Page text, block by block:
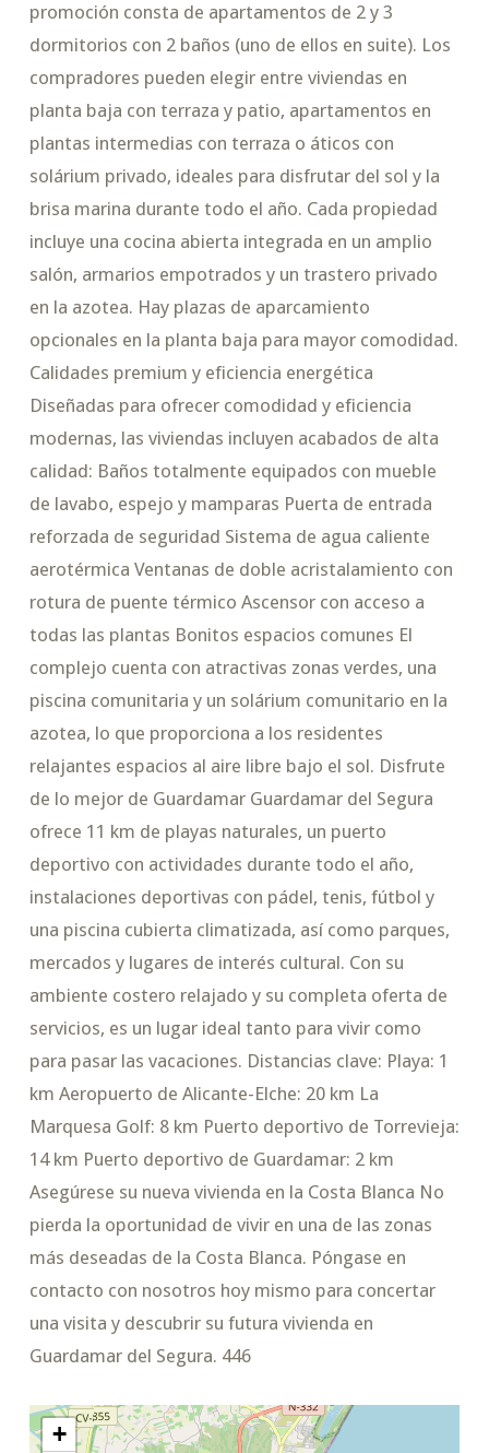
promoción consta de apartamentos de 2 y 3
dormitorios con 2 baños (uno de ellos en suite). Los
compradores pueden elegir entre viviendas en
planta baja con terraza y patio, apartamentos en
plantas intermedias con terraza o áticos con
solárium privado, ideales para disfrutar del sol y la
brisa marina durante todo el año. Cada propiedad
incluye una cocina abierta integrada en un amplio
salón, armarios empotrados y un trastero privado
en la azotea. Hay plazas de aparcamiento
opcionales en la planta baja para mayor comodidad.
Calidades premium y eficiencia energética
Diseñadas para ofrecer comodidad y eficiencia
modernas, las viviendas incluyen acabados de alta
calidad: Baños totalmente equipados con mueble
de lavabo, espejo y mamparas Puerta de entrada
reforzada de seguridad Sistema de agua caliente
aerotérmica Ventanas de doble acristalamiento con
rotura de puente térmico Ascensor con acceso a
todas las plantas Bonitos espacios comunes El
complejo cuenta con atractivas zonas verdes, una
piscina comunitaria y un solárium comunitario en la
azotea, lo que proporciona a los residentes
relajantes espacios al aire libre bajo el sol. Disfrute
de lo mejor de Guardamar Guardamar del Segura
ofrece 11 km de playas naturales, un puerto
deportivo con actividades durante todo el año,
instalaciones deportivas con pádel, tenis, fútbol y
una piscina cubierta climatizada, así como parques,
mercados y lugares de interés cultural. Con su
ambiente costero relajado y su completa oferta de
servicios, es un lugar ideal tanto para vivir como
para pasar las vacaciones. Distancias clave: Playa: 1
km Aeropuerto de Alicante-Elche: 20 km La
Marquesa Golf: 8 km Puerto deportivo de Torrevieja:
14 km Puerto deportivo de Guardamar: 2 km
Asegúrese su nueva vivienda en la Costa Blanca No
pierda la oportunidad de vivir en una de las zonas
más deseadas de la Costa Blanca. Póngase en
contacto con nosotros hoy mismo para concertar
una visita y descubrir su futura vivienda en
Guardamar del Segura. 446
+